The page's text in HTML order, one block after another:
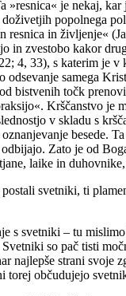
»resnica« je nekaj,
popolnega
resnica in življenje«
in zvestobo kakor
4, 33), s katerim je
samega
bistvenih točk
Krščanstvo
v skladu s
besede.
Zato je od
laike in
svetniki, ti
s svetniki – tu
so pač tisti
najlepše strani svoje
torej občudujejo